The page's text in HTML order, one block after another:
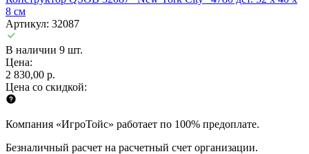
8 см
Артикул: 32087
В наличии 9 шт.
Цена:
2 830,00 р.
Цена со скидкой:
Компания «ИгроТойс» работает по 100% предоплате.
Безналичный расчет на расчетный счет организации.